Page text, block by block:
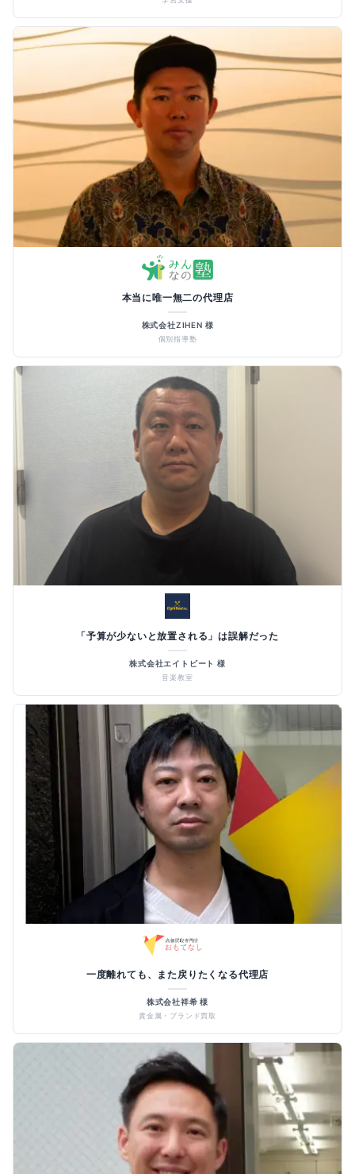
本当に唯一無二の代理店
株式会社ZIHEN 様
個別指導塾
「予算が少ないと放置される」は誤解だった
株式会社エイトビート 様
音楽教室
一度離れても、また戻りたくなる代理店
株式会社祥希 様
貴金属・ブランド買取